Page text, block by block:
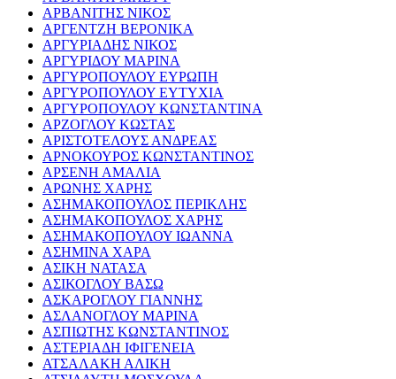
ΑΡΒΑΝΙΤΗΣ ΝΙΚΟΣ
ΑΡΓΕΝΤΖΗ ΒΕΡΟΝΙΚΑ
ΑΡΓΥΡΙΑΔΗΣ ΝΙΚΟΣ
ΑΡΓΥΡΙΔΟΥ ΜΑΡΙΝΑ
ΑΡΓΥΡΟΠΟΥΛΟΥ ΕΥΡΩΠΗ
ΑΡΓΥΡΟΠΟΥΛΟΥ ΕΥΤΥΧΙΑ
ΑΡΓΥΡΟΠΟΥΛΟΥ ΚΩΝΣΤΑΝΤΙΝΑ
ΑΡΖΟΓΛΟΥ ΚΩΣΤΑΣ
ΑΡΙΣΤΟΤΕΛΟΥΣ ΑΝΔΡΕΑΣ
ΑΡΝΟΚΟΥΡΟΣ ΚΩΝΣΤΑΝΤΙΝΟΣ
ΑΡΣΕΝΗ ΑΜΑΛΙΑ
ΑΡΩΝΗΣ ΧΑΡΗΣ
ΑΣΗΜΑΚΟΠΟΥΛΟΣ ΠΕΡΙΚΛΗΣ
ΑΣΗΜΑΚΟΠΟΥΛΟΣ ΧΑΡΗΣ
ΑΣΗΜΑΚΟΠΟΥΛΟΥ ΙΩΑΝΝΑ
ΑΣΗΜΙΝΑ ΧΑΡΑ
ΑΣΙΚΗ ΝΑΤΑΣΑ
ΑΣΙΚΟΓΛΟΥ ΒΑΣΩ
ΑΣΚΑΡΟΓΛΟΥ ΓΙΑΝΝΗΣ
ΑΣΛΑΝΟΓΛΟΥ ΜΑΡΙΝΑ
ΑΣΠΙΩΤΗΣ ΚΩΝΣΤΑΝΤΙΝΟΣ
ΑΣΤΕΡΙΑΔΗ ΙΦΙΓΕΝΕΙΑ
ΑΤΣΑΛΑΚΗ ΑΛΙΚΗ